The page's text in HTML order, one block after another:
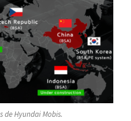
de Hyundai Mobis.